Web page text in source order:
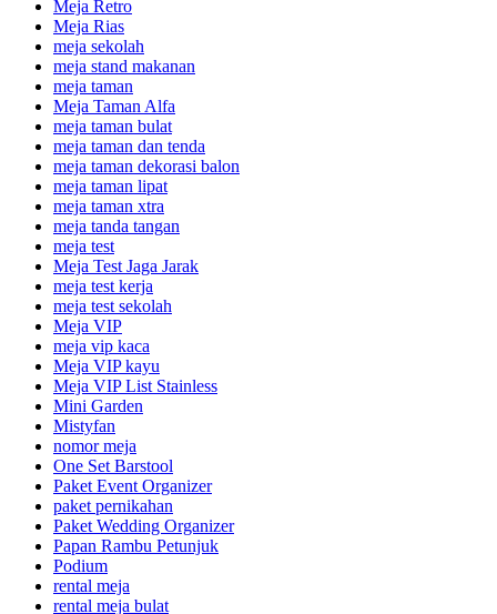
Meja Retro
Meja Rias
meja sekolah
meja stand makanan
meja taman
Meja Taman Alfa
meja taman bulat
meja taman dan tenda
meja taman dekorasi balon
meja taman lipat
meja taman xtra
meja tanda tangan
meja test
Meja Test Jaga Jarak
meja test kerja
meja test sekolah
Meja VIP
meja vip kaca
Meja VIP kayu
Meja VIP List Stainless
Mini Garden
Mistyfan
nomor meja
One Set Barstool
Paket Event Organizer
paket pernikahan
Paket Wedding Organizer
Papan Rambu Petunjuk
Podium
rental meja
rental meja bulat